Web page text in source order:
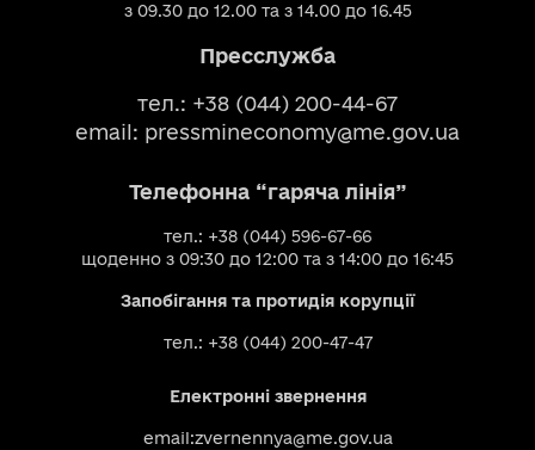
з 09.30 до 12.00 та з 14.00 до 16.45
Пресслужба
тел.: +38 (044) 200-44-67
email: pressmineconomy@me.gov.ua
Телефонна “гаряча лінія”
тел.: +38 (044) 596-67-66
щоденно з 09:30 до 12:00 та з 14:00 до 16:45
Запобігання та протидія корупції
тел.: +38 (044) 200-47-47
Електронні звернення
email:zvernennya@me.gov.ua